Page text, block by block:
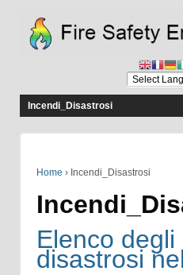
Incendi_Disastrosi
Home › Incendi_Disastrosi
Elenco degli
disastrosi